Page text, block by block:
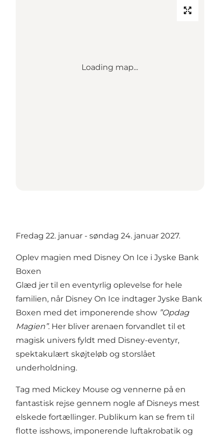
Loading map...
Fredag 22. januar - søndag 24. januar 2027.
Oplev magien med Disney On Ice i Jyske Bank
Boxen
Glæd jer til en eventyrlig oplevelse for hele
familien, når Disney On Ice indtager Jyske Bank
Boxen med det imponerende show ”Opdag
Magien”. Her bliver arenaen forvandlet til et
magisk univers fyldt med Disney-eventyr,
spektakulært skøjteløb og storslået
underholdning.
Tag med Mickey Mouse og vennerne på en
fantastisk rejse gennem nogle af Disneys mest
elskede fortællinger. Publikum kan se frem til
flotte isshows, imponerende luftakrobatik og